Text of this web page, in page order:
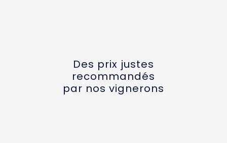
Des prix justes
recommandés
par nos vignerons